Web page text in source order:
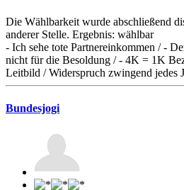
Die Wählbarkeit wurde abschließend
anderer Stelle. Ergebnis: wählbar
- Ich sehe tote Partnereinkommen / -
nicht für die Besoldung / - 4K = 1K
Leitbild / Widerspruch zwingend jedes
Bundesjogi